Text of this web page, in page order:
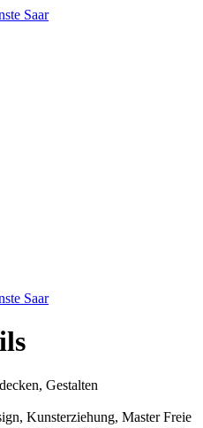
Gestalten
Kunsterziehung, Master Freie